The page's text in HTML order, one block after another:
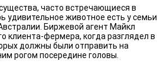
часто встречающиеся в
удивительное животное есть у семьи
Биржевой агент Майкл
клиента-фермера, когда разглядел в
должны были отправить на
рогом посередине головы.